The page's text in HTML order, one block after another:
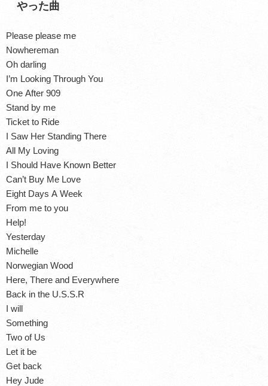
やった曲
Please please me
Nowhereman
Oh darling
I’m Looking Through You
One After 909
Stand by me
Ticket to Ride
I Saw Her Standing There
All My Loving
I Should Have Known Better
Can’t Buy Me Love
Eight Days A Week
From me to you
Help!
Yesterday
Michelle
Norwegian Wood
Here, There and Everywhere
Back in the U.S.S.R
I will
Something
Two of Us
Let it be
Get back
Hey Jude